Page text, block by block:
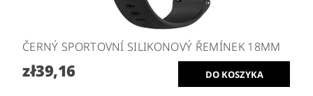
ČERNÝ SPORTOVNÍ SILIKONOVÝ ŘEMÍNEK 18MM
zł39,16